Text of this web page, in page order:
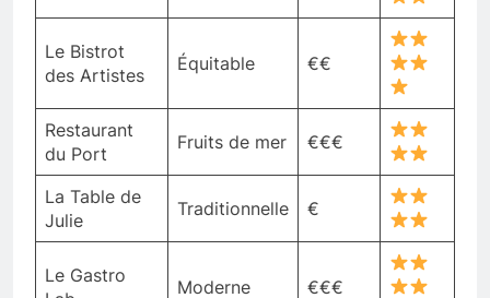
Le Bistrot
des Artistes
Équitable €€
Restaurant
du Port
Fruits de mer €€€
La Table de
Julie
Traditionnelle €
Le Gastro
Moderne €€€